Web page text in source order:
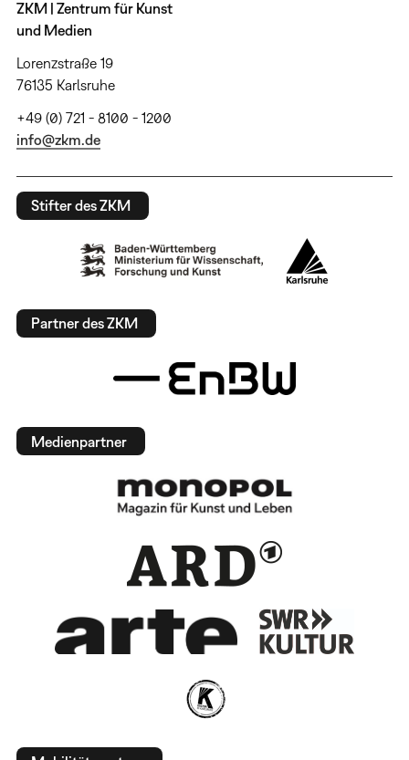
ZKM | Zentrum für Kunst
und Medien
Lorenzstraße 19
76135 Karlsruhe
+49 (0) 721 - 8100 - 1200
info@zkm.de
Stifter des ZKM
Partner des ZKM
Medienpartner